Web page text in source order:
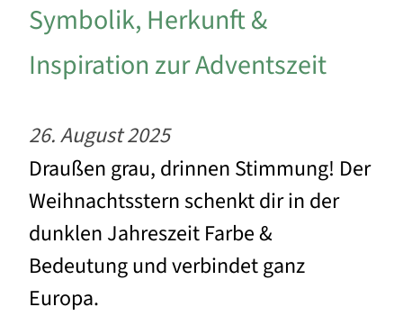
Symbolik, Herkunft &
Inspiration zur Adventszeit
26. August 2025
Draußen grau, drinnen Stimmung! Der
Weihnachtsstern schenkt dir in der
dunklen Jahreszeit Farbe &
Bedeutung und verbindet ganz
Europa.